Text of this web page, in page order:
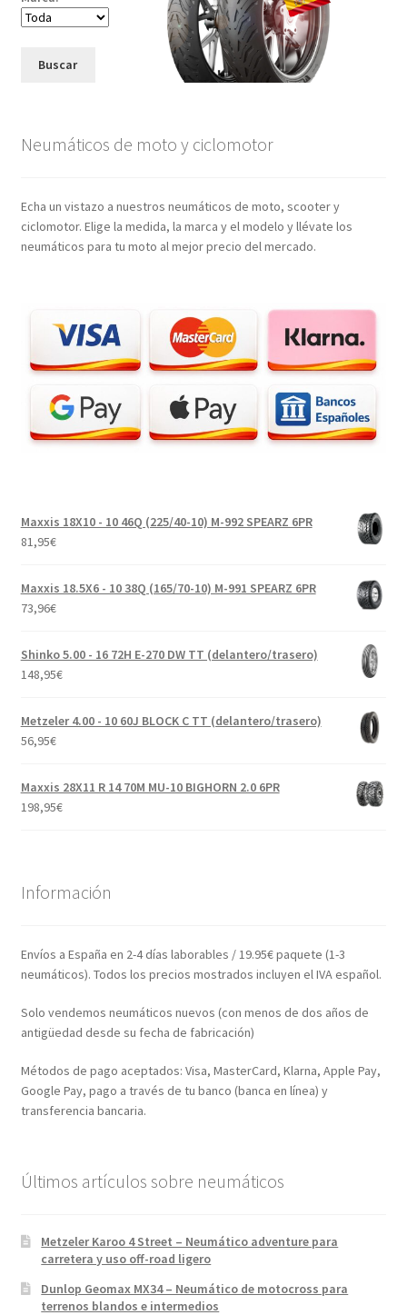
Buscar
Neumáticos de moto y ciclomotor
Echa un vistazo a nuestros neumáticos de moto, scooter y
ciclomotor. Elige la medida, la marca y el modelo y llévate los
neumáticos para tu moto al mejor precio del mercado.
Maxxis 18X10 - 10 46Q (225/40-10) M-992 SPEARZ 6PR
81,95€
Maxxis 18.5X6 - 10 38Q (165/70-10) M-991 SPEARZ 6PR
73,96€
Shinko 5.00 - 16 72H E-270 DW TT (delantero/trasero)
148,95€
Metzeler 4.00 - 10 60J BLOCK C TT (delantero/trasero)
56,95€
Maxxis 28X11 R 14 70M MU-10 BIGHORN 2.0 6PR
198,95€
Información
Envíos a España en 2-4 días laborables / 19.95€ paquete (1-3
neumáticos). Todos los precios mostrados incluyen el IVA español.
Solo vendemos neumáticos nuevos (con menos de dos años de
antigüedad desde su fecha de fabricación)
Métodos de pago aceptados: Visa, MasterCard, Klarna, Apple Pay,
Google Pay, pago a través de tu banco (banca en línea) y
transferencia bancaria.
Últimos artículos sobre neumáticos
Metzeler Karoo 4 Street – Neumático adventure para
carretera y uso off-road ligero
Dunlop Geomax MX34 – Neumático de motocross para
terrenos blandos e intermedios